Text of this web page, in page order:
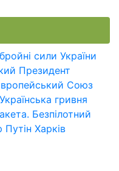
сили України
Президент
Союз
Українська гривня
Безпілотний
Харків